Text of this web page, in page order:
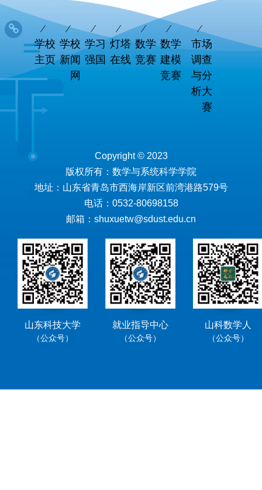
学校
主页
学校
新闻
网
学习
强国
灯塔
在线
数学
竞赛
数学
建模
竞赛
市场
调查
与分
析大
赛
Copyright © 2023
版权所有：数学与系统科学学院
地址：山东省青岛市西海岸新区前湾港路579号
电话：0532-80698158
邮箱：shuxuetw@sdust.edu.cn
山东科技大学
（公众号）
就业指导中心
（公众号）
山科数学人
（公众号）